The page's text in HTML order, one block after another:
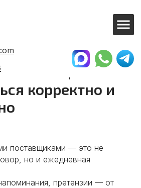
и письма
поставщикам:
корректно и
поставщиками — это не
но и ежедневная
претензии — от